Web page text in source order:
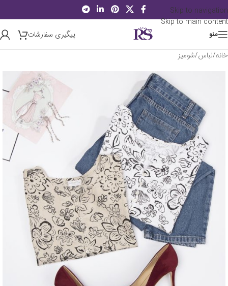
Skip to navigation
Skip to main content
منو
پیگیری سفارشات
خانه/لباس/شومیز